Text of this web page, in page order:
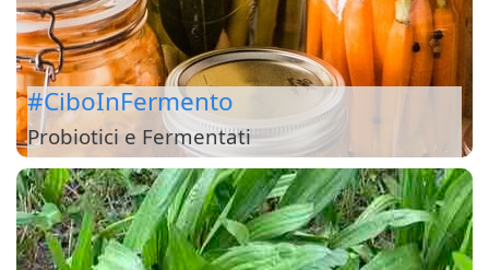
#CiboInFermento
Probiotici e Fermentati